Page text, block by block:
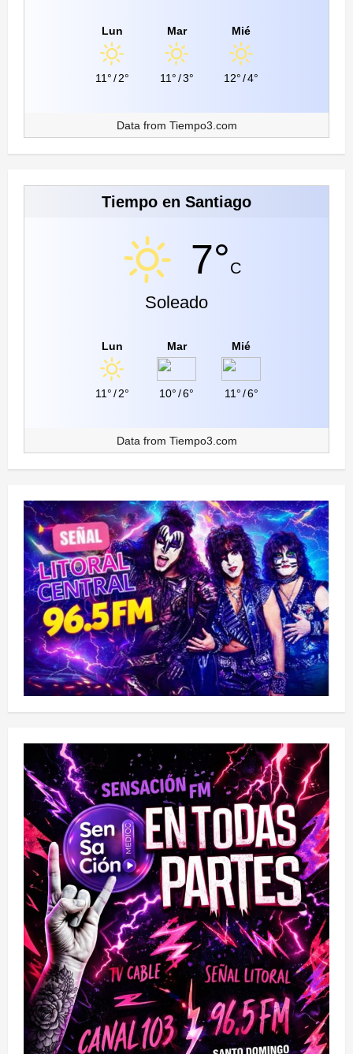
Lun
11°/2°
Mar
11°/3°
Mié
12°/4°
Data from Tiempo3.com
Tiempo en Santiago
7°C
Soleado
Lun
11°/2°
Mar
10°/6°
Mié
11°/6°
Data from Tiempo3.com